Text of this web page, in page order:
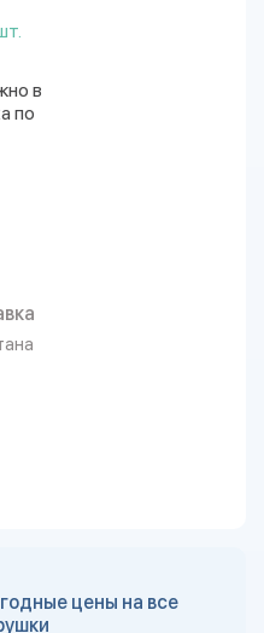
в
по
цены на все